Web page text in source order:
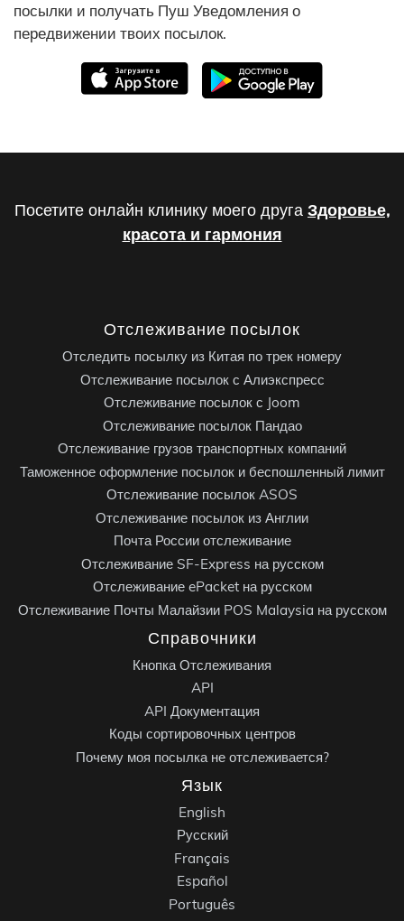
посылки и получать Пуш Уведомления о
передвижении твоих посылок.
Посетите онлайн клинику моего друга Здоровье,
красота и гармония
Отслеживание посылок
Отследить посылку из Китая по трек номеру
Отслеживание посылок с Алиэкспресс
Отслеживание посылок с Joom
Отслеживание посылок Пандао
Отслеживание грузов транспортных компаний
Таможенное оформление посылок и беспошленный лимит
Отслеживание посылок ASOS
Отслеживание посылок из Англии
Почта России отслеживание
Отслеживание SF-Express на русском
Отслеживание ePacket на русском
Отслеживание Почты Малайзии POS Malaysia на русском
Справочники
Кнопка Отслеживания
API
API Документация
Коды сортировочных центров
Почему моя посылка не отслеживается?
Язык
English
Русский
Français
Español
Português